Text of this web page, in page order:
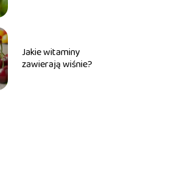
Jakie witaminy
zawierają wiśnie?